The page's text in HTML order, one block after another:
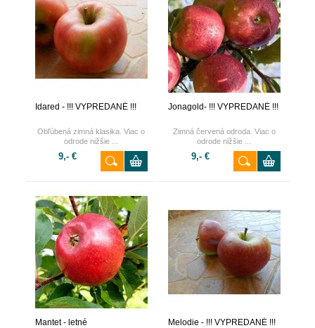
Idared - !!! VYPREDANÉ !!!
Obľúbená zimná klasika. Viac o
odrode nižšie ...
9,- €
Jonagold- !!! VYPREDANÉ !!!
Zimná červená odroda. Viac o
odrode nižšie ...
9,- €
Mantet - letné Melodie - !!! VYPREDANÉ !!!